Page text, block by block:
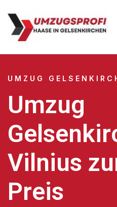
UMZUG
Umzug
Vilnius
Preis